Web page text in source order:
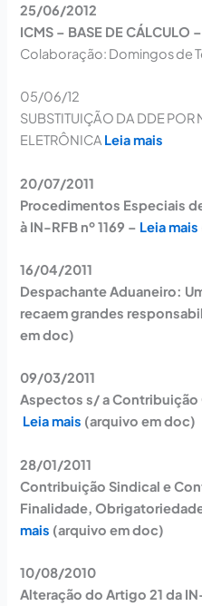
25/06/2012
ICMS – BASE DE CÁLCULO
Colaboração: Domingos de
05/06/12
SUBSTITUIÇÃO DA DDE POR
ELETRÔNICA Leia mais
20/07/2011
Procedimentos Especiais
à IN-RFB nº 1169 – Leia mais
16/04/2011
Despachante Aduaneiro:
recaem grandes
em doc)
09/03/2011
Aspectos s/ a Contribuição
Leia mais (arquivo em doc)
28/01/2011
Contribuição Sindical e
Finalidade,
mais (arquivo em doc)
10/08/2010
Alteração do Artigo 21 da